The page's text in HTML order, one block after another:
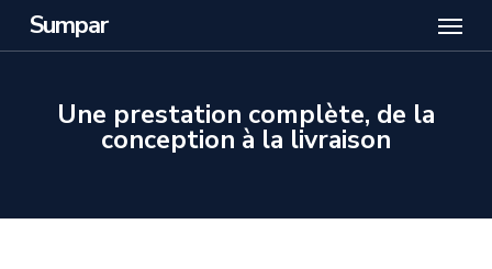
Sumpar Menu
Une prestation complète, de la
conception à la livraison